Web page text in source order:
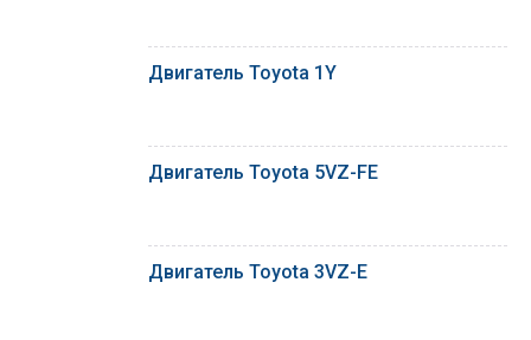
Двигатель Toyota 1Y
Двигатель Toyota 5VZ-FE
Двигатель Toyota 3VZ-E